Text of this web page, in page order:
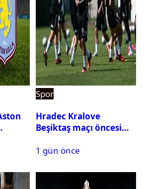
Spor
Hradec Kralove
Beşiktaş maçı öncesi
Siyah-Beyazlıların 11’i
1 gün önce